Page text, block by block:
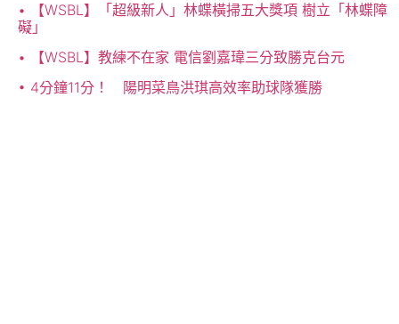
【WSBL】「超級新人」林蝶橫掃五大獎項 樹立「林蝶障
礙」
【WSBL】教練不在家 電信劉嘉瑋三分致勝克台元
4分鐘11分！ 陽明菜鳥洪琪高效率助球隊獲勝